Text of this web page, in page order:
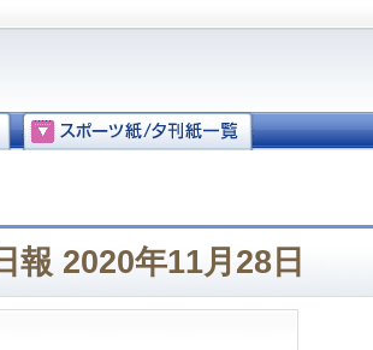
報 2020年11月28日